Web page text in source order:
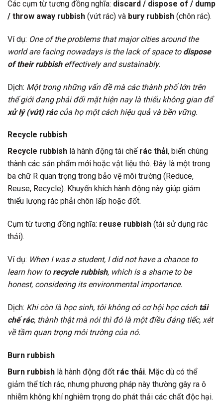
Các cụm từ tương đồng nghĩa: discard / dispose of / dump
/ throw away rubbish (vứt rác) và bury rubbish (chôn rác).
Ví dụ: One of the problems that major cities around the
world are facing nowadays is the lack of space to dispose
of their rubbisheffectively and sustainably.
Dịch: Một trong những vấn đề mà các thành phố lớn trên
thế giới đang phải đối mặt hiện nay là thiếu không gian để
xử lý (vứt) ráccủa họ một cách hiệu quả và bền vững.
Recycle rubbish
Recycle rubbish là hành động tái chế rác thải, biến chúng
thành các sản phẩm mới hoặc vật liệu thô. Đây là một trong
ba chữ R quan trọng trong bảo vệ môi trường (Reduce,
Reuse, Recycle). Khuyến khích hành động này giúp giảm
thiểu lượng rác phải chôn lấp hoặc đốt.
Cụm từ tương đồng nghĩa: reuse rubbish (tái sử dụng rác
thải).
Ví dụ: When I was a student, I did not have a chance to
learn how to recycle rubbish, which is a shame to be
honest, considering its environmental importance.
Dịch: Khi còn là học sinh, tôi không có cơ hội học cách tái
chế rác, thành thật mà nói thì đó là một điều đáng tiếc, xét
về tầm quan trọng môi trường của nó.
Burn rubbish
Burn rubbish là hành động đốt rác thải. Mặc dù có thể
giảm thể tích rác, nhưng phương pháp này thường gây ra ô
nhiễm không khí nghiêm trọng do phát thải các chất độc hại.